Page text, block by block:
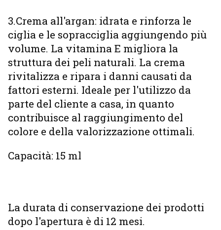
3.Crema all'argan: idrata e rinforza le
ciglia e le sopracciglia aggiungendo più
volume. La vitamina E migliora la
struttura dei peli naturali. La crema
rivitalizza e ripara i danni causati da
fattori esterni. Ideale per l'utilizzo da
parte del cliente a casa, in quanto
contribuisce al raggiungimento del
colore e della valorizzazione ottimali.
Capacità: 15 ml
La durata di conservazione dei prodotti
dopo l'apertura è di 12 mesi.